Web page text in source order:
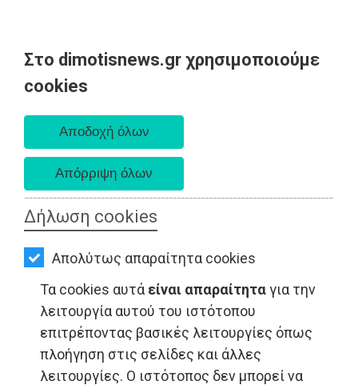
Στο dimotisnews.gr χρησιμοποιούμε
cookies
Δήλωση cookies
Απολύτως απαραίτητα cookies
Τα cookies αυτά είναι απαραίτηταγια την
λειτουργία αυτού του ιστότοπου
επιτρέποντας βασικές λειτουργίες όπως
πλοήγηση στις σελίδες και άλλες
λειτουργίες. Ο ιστότοπος δεν μπορεί να
AΡΧΙΚΗ
ΕΙΔΗΣΕΙΣ
ΠΟΛΙΤΙΚΗ
ΤΟΠΙΚΗ
ΑΥΤΟΔΙΟΙΚΗΣΗ
ΟΙΚΟΝΟΜΙΑ
ΑΘΛΗΤΙΣΜΟΣ
ΠΟΛΙΤΙΣΜΟΣ
ΣΠΙΤΙ-
ΚΗΠΟΣ
ΤΟΠΙΚΗ ΑΥΤΟΔΙΟΙΚΗΣΗ - Ανατολική Αττική